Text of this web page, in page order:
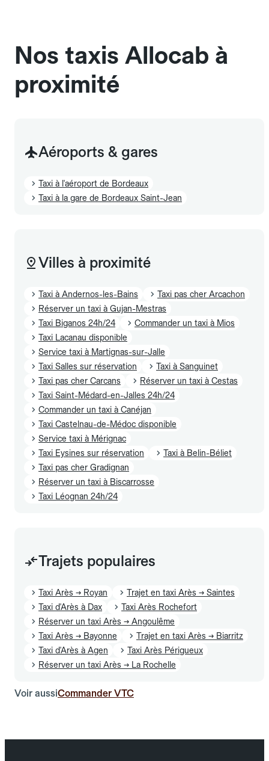
Nos taxis Allocab à
proximité
Aéroports & gares
Taxi à l'aéroport de Bordeaux
Taxi à la gare de Bordeaux Saint-Jean
Villes à proximité
Taxi à Andernos-les-Bains
Taxi pas cher Arcachon
Réserver un taxi à Gujan-Mestras
Taxi Biganos 24h/24
Commander un taxi à Mios
Taxi Lacanau disponible
Service taxi à Martignas-sur-Jalle
Taxi Salles sur réservation
Taxi à Sanguinet
Taxi pas cher Carcans
Réserver un taxi à Cestas
Taxi Saint-Médard-en-Jalles 24h/24
Commander un taxi à Canéjan
Taxi Castelnau-de-Médoc disponible
Service taxi à Mérignac
Taxi Eysines sur réservation
Taxi à Belin-Béliet
Taxi pas cher Gradignan
Réserver un taxi à Biscarrosse
Taxi Léognan 24h/24
Trajets populaires
Taxi Arès → Royan
Trajet en taxi Arès → Saintes
Taxi d'Arès à Dax
Taxi Arès Rochefort
Réserver un taxi Arès → Angoulême
Taxi Arès → Bayonne
Trajet en taxi Arès → Biarritz
Taxi d'Arès à Agen
Taxi Arès Périgueux
Réserver un taxi Arès → La Rochelle
Voir aussiCommander VTC